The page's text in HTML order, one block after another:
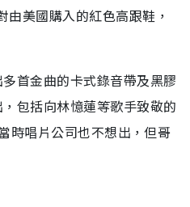
美國購入的紅色高跟鞋，
首金曲的卡式錄音帶及黑膠
包括向林憶蓮等歌手致敬的
時唱片公司也不想出，但哥